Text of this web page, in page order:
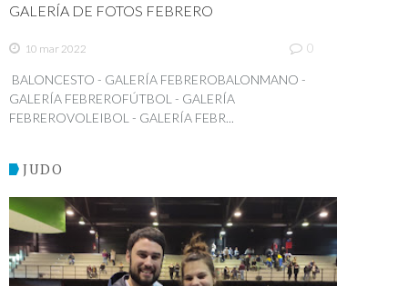
GALERÍA DE FOTOS FEBRERO
10 mar 2022 0
BALONCESTO - GALERÍA FEBREROBALONMANO -
GALERÍA FEBREROFÚTBOL - GALERÍA
FEBREROVOLEIBOL - GALERÍA FEBR...
JUDO